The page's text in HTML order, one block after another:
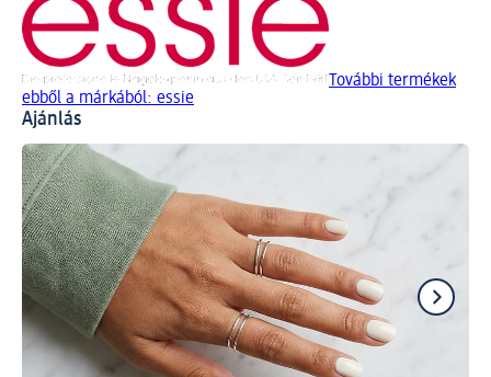
További termékek
ebből a márkából: essie
Ajánlás